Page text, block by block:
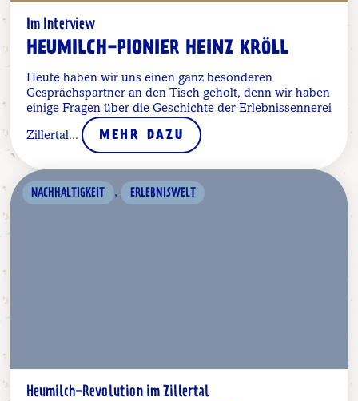
Im Interview
HEUMILCH-PIONIER HEINZ KRÖLL
Heute haben wir uns einen ganz besonderen
Gesprächspartner an den Tisch geholt, denn wir haben
einige Fragen über die Geschichte der Erlebnissennerei
Zillertal... MEHR DAZU
NACHHALTIGKEIT , ERLEBNISWELT
Heumilch-Revolution im Zillertal